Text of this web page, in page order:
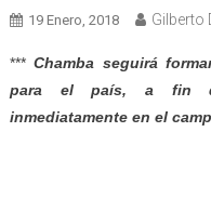
19 Enero, 2018 Gilberto
***Chamba seguirá
para el país, a fin
inmediatamente en el